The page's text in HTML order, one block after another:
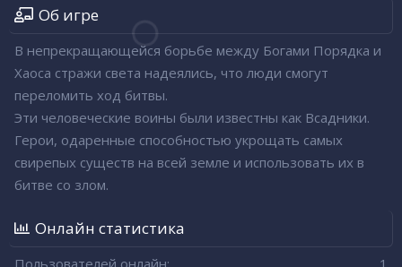
Об игре
В непрекращающейся борьбе между Богами Порядка и
Хаоса стражи света надеялись, что люди смогут
переломить ход битвы.
Эти человеческие воины были известны как Всадники.
Герои, одаренные способностью укрощать самых
свирепых существ на всей земле и использовать их в
битве со злом.
Онлайн статистика